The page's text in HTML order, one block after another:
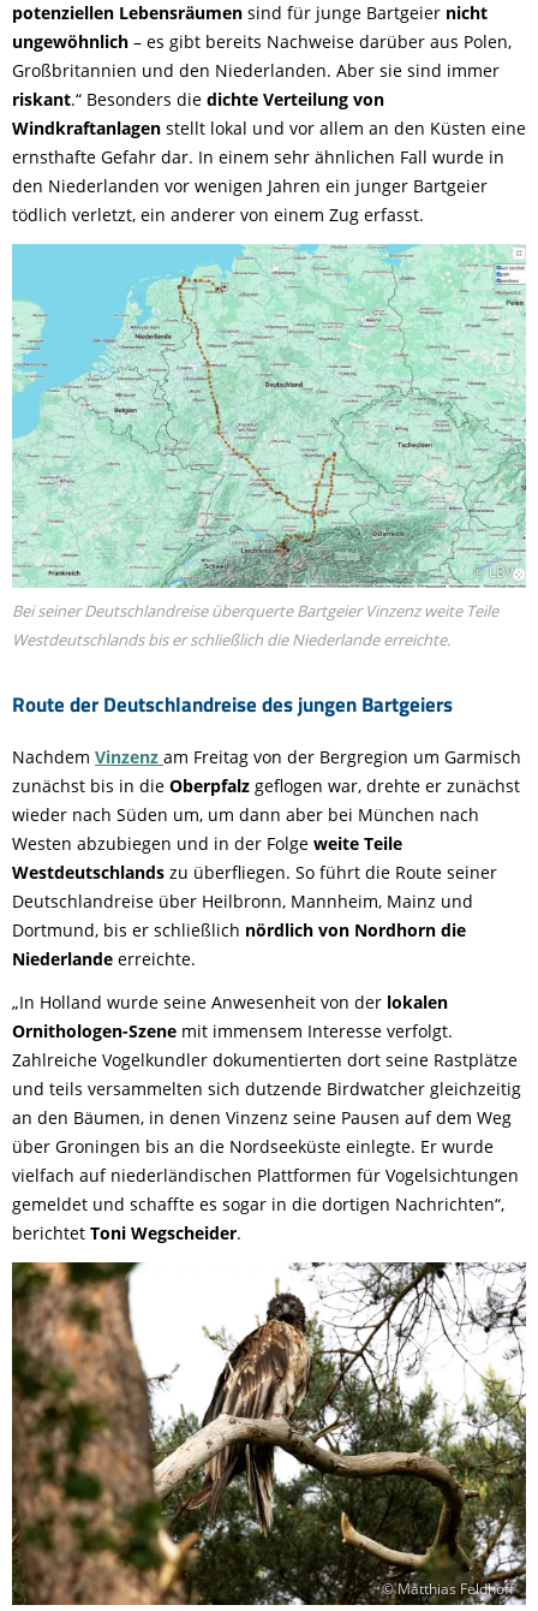
potenziellen Lebensräumen sind für junge Bartgeier nicht
ungewöhnlich – es gibt bereits Nachweise darüber aus Polen,
Großbritannien und den Niederlanden. Aber sie sind immer
riskant.“ Besonders die dichte Verteilung von
Windkraftanlagen stellt lokal und vor allem an den Küsten eine
ernsthafte Gefahr dar. In einem sehr ähnlichen Fall wurde in
den Niederlanden vor wenigen Jahren ein junger Bartgeier
tödlich verletzt, ein anderer von einem Zug erfasst.
Route der Deutschlandreise des jungen Bartgeiers
© LBV
Bei seiner Deutschlandreise überquerte Bartgeier Vinzenz weite Teile
Westdeutschlands bis er schließlich die Niederlande erreichte.
Nachdem Vinzenz am Freitag von der Bergregion um Garmisch
zunächst bis in die Oberpfalz geflogen war, drehte er zunächst
wieder nach Süden um, um dann aber bei München nach
Westen abzubiegen und in der Folge weite Teile
Westdeutschlands zu überfliegen. So führt die Route seiner
Deutschlandreise über Heilbronn, Mannheim, Mainz und
Dortmund, bis er schließlich nördlich von Nordhorn die
Niederlande erreichte.
„In Holland wurde seine Anwesenheit von der lokalen
Ornithologen-Szene mit immensem Interesse verfolgt.
Zahlreiche Vogelkundler dokumentierten dort seine Rastplätze
und teils versammelten sich dutzende Birdwatcher gleichzeitig
an den Bäumen, in denen Vinzenz seine Pausen auf dem Weg
über Groningen bis an die Nordseeküste einlegte. Er wurde
vielfach auf niederländischen Plattformen für Vogelsichtungen
gemeldet und schaffte es sogar in die dortigen Nachrichten“,
berichtet Toni Wegscheider.
© Matthias Feldhoff